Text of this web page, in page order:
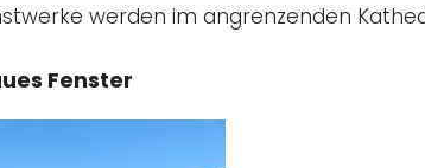
werden im angrenzenden
Fenster